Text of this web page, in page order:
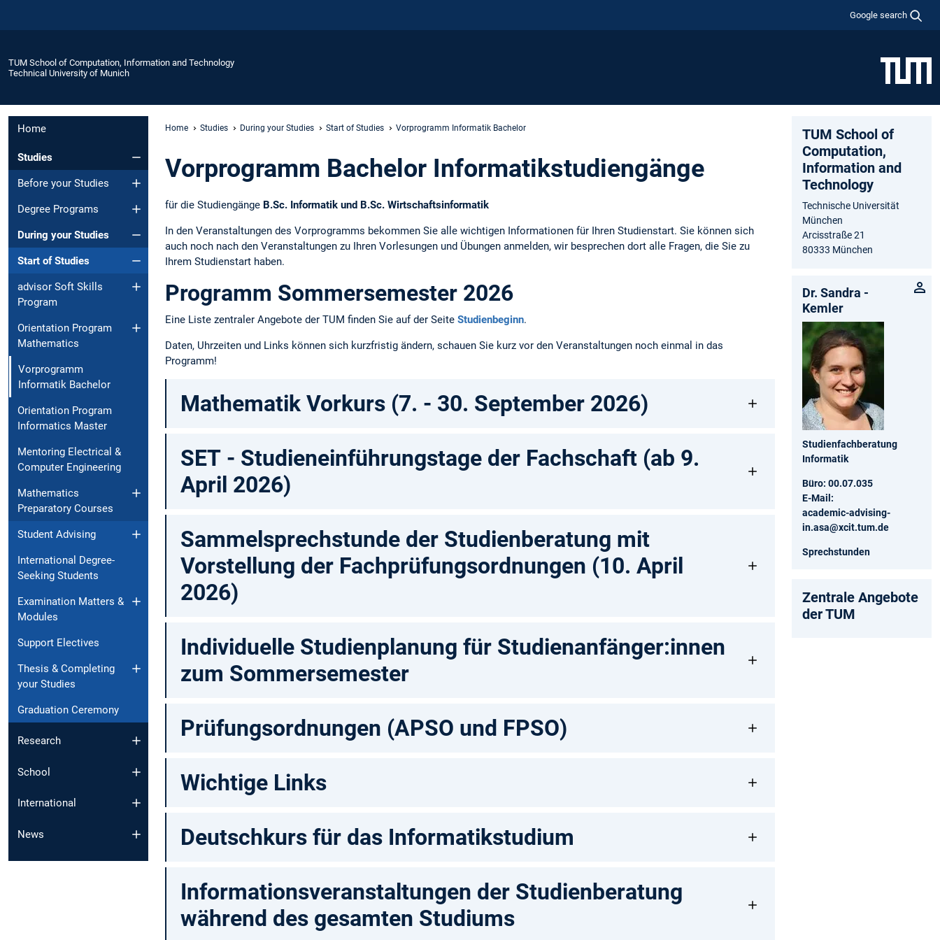
Google search
TUM School of Computation, Information and Technology
Technical University of Munich
Home
Studies
Before your Studies
Degree Programs
During your Studies
Start of Studies
advisor Soft Skills
Program
Orientation Program
Mathematics
Vorprogramm
Informatik Bachelor
Orientation Program
Informatics Master
Mentoring Electrical &
Computer Engineering
Mathematics
Preparatory Courses
Student Advising
International Degree-
Seeking Students
Examination Matters &
Modules
Support Electives
Thesis & Completing
your Studies
Graduation Ceremony
Research
School
International
News
Home Studies During your Studies Start of Studies Vorprogramm Informatik Bachelor
Vorprogramm Bachelor Informatikstudiengänge
für die Studiengänge B.Sc. Informatik und B.Sc. Wirtschaftsinformatik
In den Veranstaltungen des Vorprogramms bekommen Sie alle wichtigen Informationen für Ihren Studienstart. Sie können sich
auch noch nach den Veranstaltungen zu Ihren Vorlesungen und Übungen anmelden, wir besprechen dort alle Fragen, die Sie zu
Ihrem Studienstart haben.
Programm Sommersemester 2026
Eine Liste zentraler Angebote der TUM finden Sie auf der Seite Studienbeginn.
Daten, Uhrzeiten und Links können sich kurzfristig ändern, schauen Sie kurz vor den Veranstaltungen noch einmal in das
Programm!
Mathematik Vorkurs (7. - 30. September 2026)
SET - Studieneinführungstage der Fachschaft (ab 9.
April 2026)
Sammelsprechstunde der Studienberatung mit
Vorstellung der Fachprüfungsordnungen (10. April
2026)
Individuelle Studienplanung für Studienanfänger:innen
zum Sommersemester
Prüfungsordnungen (APSO und FPSO)
Wichtige Links
Deutschkurs für das Informatikstudium
Informationsveranstaltungen der Studienberatung
während des gesamten Studiums
TUM School of
Computation,
Information and
Technology
Technische Universität
München
Arcisstraße 21
80333 München
Dr. Sandra ­
Kemler
Studienfachberatung
Informatik
Büro: 00.07.035
E-Mail:
academic-advising-
in.asa@xcit.tum.de
Sprechstunden
Zentrale Angebote
der TUM